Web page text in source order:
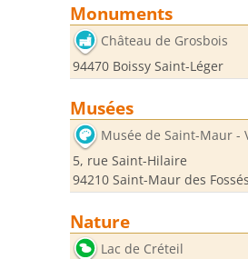
Monuments
Château de Grosbois
94470 Boissy Saint-Léger
Musées
Musée de Saint-Maur -
5, rue Saint-Hilaire
94210 Saint-Maur des Fossés
Nature
Lac de Créteil